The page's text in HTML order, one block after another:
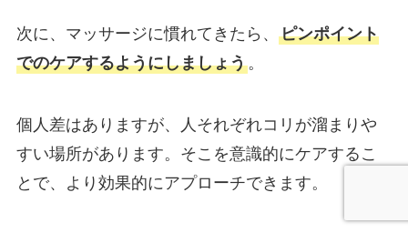
次に、マッサージに慣れてきたら、 ピンポイント
でのケアするようにしましょう。
個人差はありますが、人それぞれコリが溜まりや
すい場所があります。そこを意識的にケアするこ
とで、より効果的にアプローチできます。